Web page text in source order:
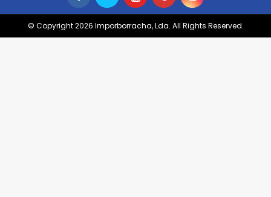
© Copyright 2026 Imporborracha, Lda. All Rights Reserved.